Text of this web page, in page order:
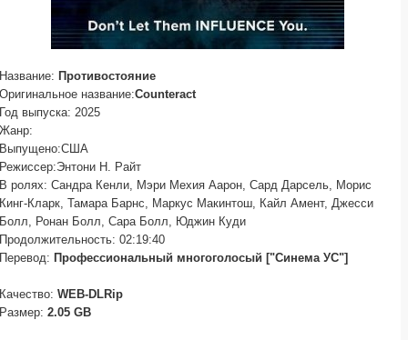
Название: Противостояние
Оригинальное название:Counteract
Год выпуска: 2025
Жанр:
Выпущено:США
Режиссер:Энтони Н. Райт
В ролях: Сандра Кенли, Мэри Мехия Аарон, Сард Дарсель, Морис
Кинг-Кларк, Тамара Барнс, Маркус Макинтош, Кайл Амент, Джесси
Болл, Ронан Болл, Сара Болл, Юджин Куди
Продолжительность: 02:19:40
Перевод: Профессиональный многоголосый ["Синема УС"]
Качество: WEB-DLRip
Размер: 2.05 GB